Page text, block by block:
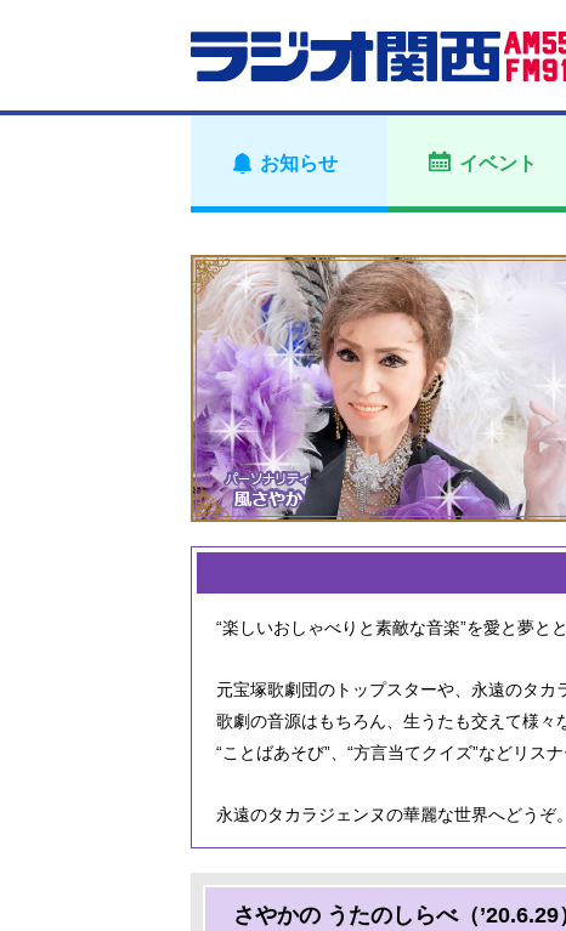
お知らせ イベント
“楽しいおしゃべりと素敵な音楽”を愛と夢と
元宝塚歌劇団のトップスターや、永遠のタカ
歌劇の音源はもちろん、生うたも交えて様々
“ことばあそび”、“方言当てクイズ”などリス
永遠のタカラジェンヌの華麗な世界へどうぞ。
さやかの うたのしらべ（’20.6.29